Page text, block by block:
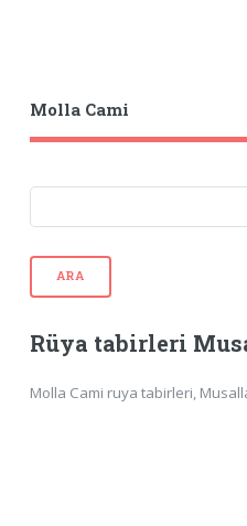
Molla Cami
ARA
Rüya tabirleri
Molla Cami ruya tabirleri,